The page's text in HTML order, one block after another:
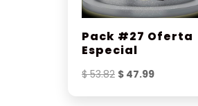
Pack #27 Oferta
Especial
$53.82 El
$ 47.99El